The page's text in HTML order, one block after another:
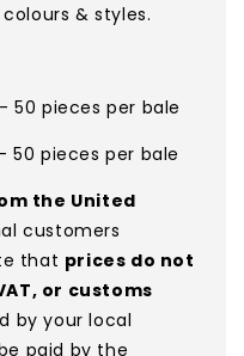
& styles.
50 pieces per bale
50 pieces per bale
the United
customers
that prices do not
or customs
by your local
paid by the